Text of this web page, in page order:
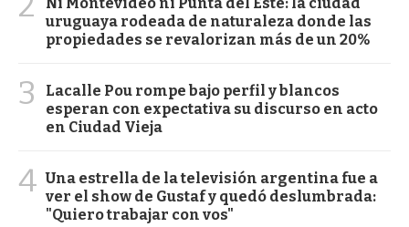
Ni Montevideo ni Punta del Este: la ciudad
uruguaya rodeada de naturaleza donde las
propiedades se revalorizan más de un 20%
3
Lacalle Pou rompe bajo perfil y blancos
esperan con expectativa su discurso en acto
en Ciudad Vieja
4 Una estrella de la televisión argentina fue a
ver el show de Gustaf y quedó deslumbrada:
"Quiero trabajar con vos"